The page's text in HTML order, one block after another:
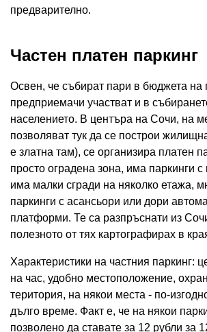
предварително.
Частен платен паркинг
Освен, че събират пари в бюджета на
предприемачи участват и в
населението. В центъра на Сочи, на
позволяват тук да се построи
е златна там), се организира платен
просто оградена зона, има паркинги
има малки сгради на няколко етажа,
паркинги с асансьори или дори
платформи. Те са разпръснати из
полезното от тях картографирах в
Характеристики на частния паркинг:
на час, удобно местоположение,
територия, на някои места - по-
дълго време. Факт е, че на някои
позволено да ставате за 12 рубли за